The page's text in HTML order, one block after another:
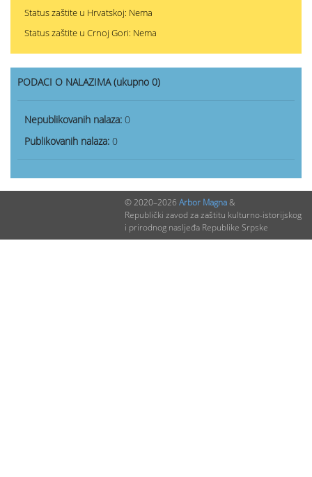
Status zaštite u Hrvatskoj: Nema
Status zaštite u Crnoj Gori: Nema
PODACI O NALAZIMA (ukupno 0)
Nepublikovanih nalaza: 0
Publikovanih nalaza: 0
© 2020–2026 Arbor Magna&
Republički zavod za zaštitu kulturno-istorijskog
i prirodnog nasljeđa Republike Srpske